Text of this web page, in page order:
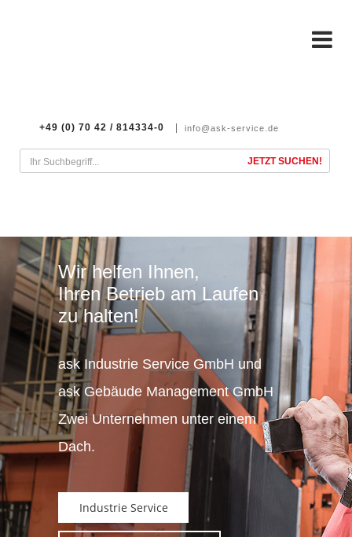
+49 (0) 70 42 / 814334-0 info@ask-service.de
Wir helfen Ihnen,
Ihren Betrieb am Laufen
zu halten!
ask Industrie Service GmbH und
ask Gebäude Management GmbH
Zwei Unternehmen unter einem
Dach.
Industrie Service